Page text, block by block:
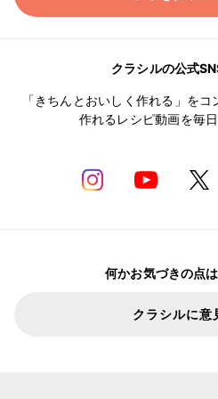
クラシルの公式
「きちんとおいしく作れる」を
作れるレシピ動画を毎
何かお気づきの点
クラシルに意